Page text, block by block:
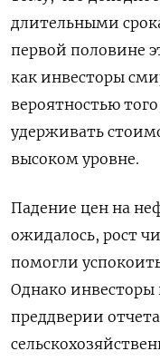
длительными
первой половине
как инвесторы
вероятностью
удерживать
высоком уровне.
Падение цен на
ожидалось, рост
помогли
Однако инвесторы
преддверии